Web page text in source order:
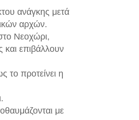
ανάγκης μετά
αρχών.
Νεοχώρι,
επιβάλλουν
το προτείνει η
με